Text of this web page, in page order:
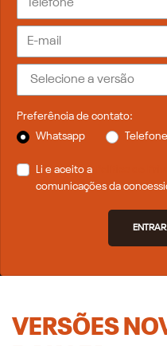
Preferência de contato:
Whatsapp
Telefone
Li e aceito a
comunicações da
VERSÕES